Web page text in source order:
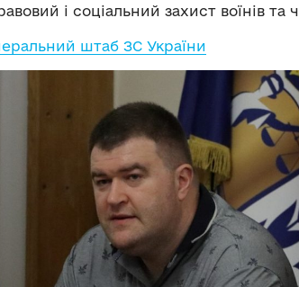
і соціальний захист воїнів та
штаб ЗС України